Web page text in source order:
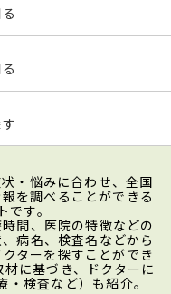
・悩みに合わせ、全国
を調べることができる
す。
間、医院の特徴などの
病名、検査名などから
ターを探すことができ
に基づき、ドクターに
検査など）も紹介。